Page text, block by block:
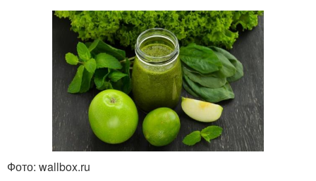
Фото: wallbox.ru